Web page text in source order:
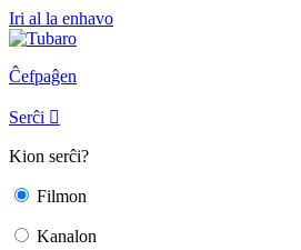
Iri al la enhavo
Ĉefpaĝen
Serĉi 
Kion serĉi?
Filmon
Kanalon